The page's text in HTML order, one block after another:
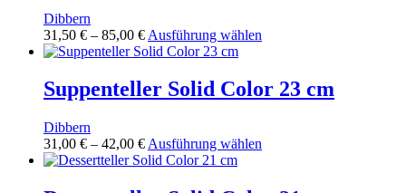
Optionen
der
Produktseite
Dibbern
31,50 € – 85,00 €Preisspanne:
31,50 €
85,00 €
Ausführung wählen
mehrere
Varianten
Optionen
Suppenteller Solid Color 23 cm
Dibbern
31,00 € – 42,00 €Preisspanne:
31,00 €
Ausführung wählen